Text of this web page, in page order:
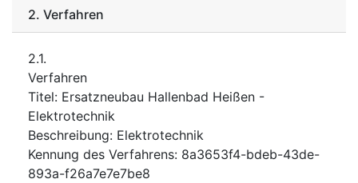
2. Verfahren
2.1.
Verfahren
Titel: Ersatzneubau Hallenbad Heißen -
Elektrotechnik
Beschreibung: Elektrotechnik
Kennung des Verfahrens: 8a3653f4-bdeb-43de-
893a-f26a7e7e7be8